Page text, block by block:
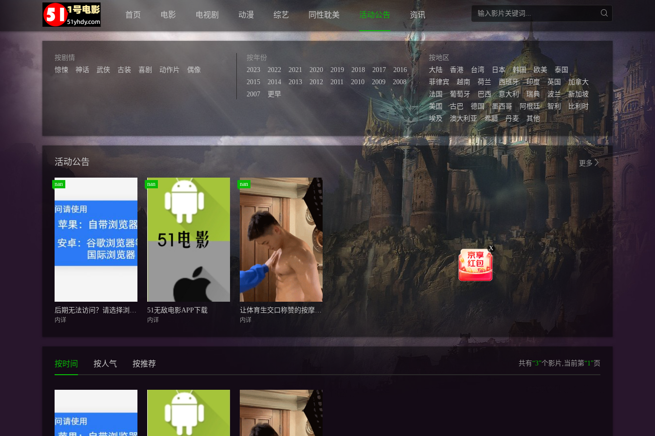
首页 电影 电视剧 动漫 综艺 同性耽美 活动公告 资讯
按剧情
惊悚
神话 武侠 古装 喜剧 动作片 偶像
按年份
2023
2022 2021 2020 2019 2018 2017
2016
2015
2014 2013 2012 2011 2010 2009
2008
2007
更早
按地区
大陆
香港 台湾 日本 韩国 欧美
泰国
菲律宾
越南 荷兰 西班牙 印度 英国
加拿大
法国
葡萄牙 巴西 意大利 瑞典 波兰
新加坡
美国
古巴 德国 墨西哥 阿根廷 智利
比利时
埃及
澳大利亚 希腊 丹麦 其他
更多
活动公告
nan
后期无法访问？请选择浏览器
内详
nan
51无敌电影APP下载
内详
nan
让体育生交口称赞的按摩油,会穿马丁靴的男生真的很撩！
内详
共有“3”个影片,当前第“1”页
按时间 按人气 按推荐
X